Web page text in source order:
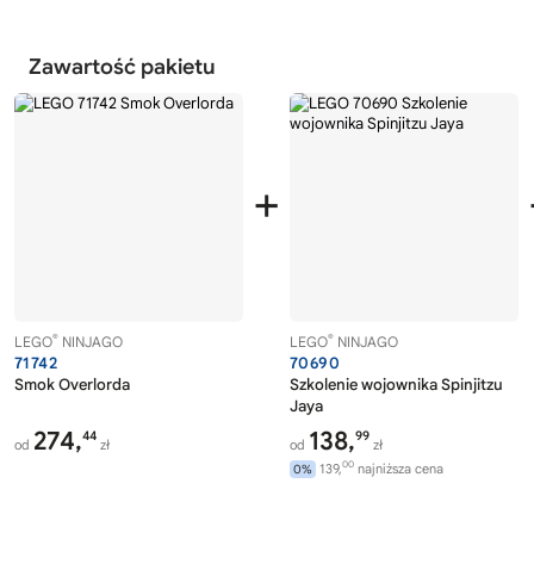
Zawartość pakietu
LEGO® NINJAGO
71742
Smok Overlorda
od 274,44
zł
+
LEGO® NINJAGO
70690
Szkolenie wojownika Spinjitzu
Jaya
od 138,99
zł
0% 139,00 najniższa cena